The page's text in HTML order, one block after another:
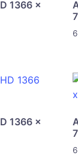
1366 x
1366 x